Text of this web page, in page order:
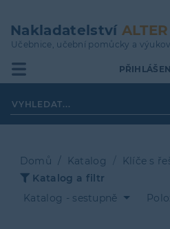
hlavnímu
obsahu
Nakladatelství ALTER
Učebnice, učební pomůcky a
Drobečková
Domů Katalog
Klíče s
Katalog a filtr
Katalog - sestupně